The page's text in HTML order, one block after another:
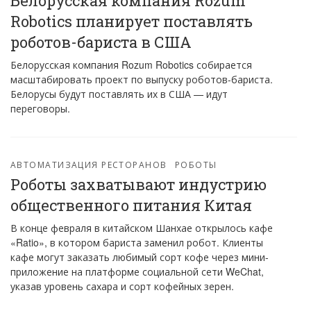
Robotics планирует поставлять
роботов-бариста в США
Белорусская компания Rozum Robotics собирается
масштабировать проект по выпуску роботов-бариста.
Белорусы будут поставлять их в США — идут
переговоры.
АВТОМАТИЗАЦИЯ РЕСТОРАНОВ РОБОТЫ
Роботы захватывают индустрию
общественного питания Китая
В конце февраля в китайском Шанхае открылось кафе
«Ratio», в котором бариста заменил робот. Клиенты
кафе могут заказать любимый сорт кофе через мини-
приложение на платформе социальной сети WeChat,
указав уровень сахара и сорт кофейных зерен.